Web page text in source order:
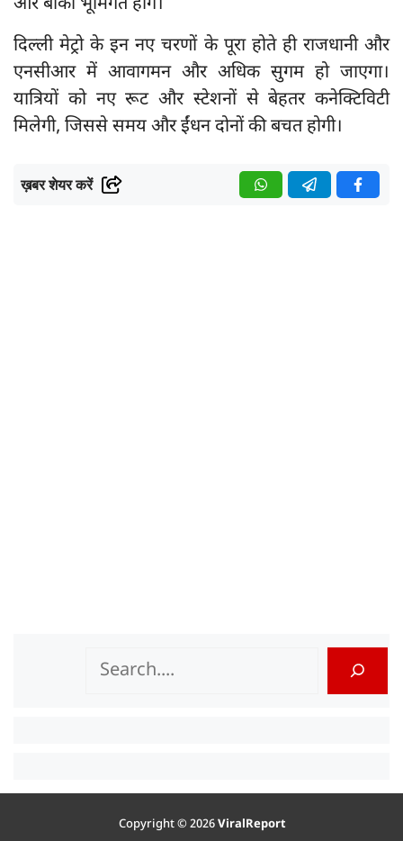
दिल्ली मेट्रो के इन नए चरणों के पूरा होते ही राजधानी और
एनसीआर में आवागमन और अधिक सुगम हो जाएगा।
यात्रियों को नए रूट और स्टेशनों से बेहतर कनेक्टिविटी
मिलेगी, जिससे समय और ईंधन दोनों की बचत होगी।
ख़बर शेयर करें
Copyright © 2026ViralReport